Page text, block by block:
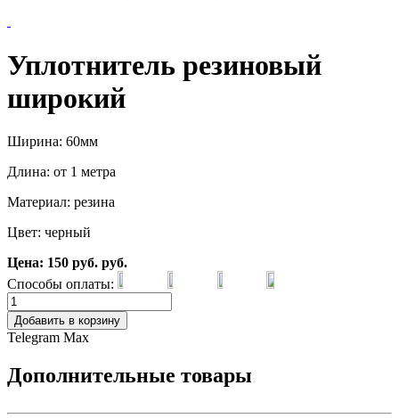
Уплотнитель резиновый
широкий
Ширина: 60мм
Длина: от 1 метра
Материал: резина
Цвет: черный
Цена: 150 руб. руб.
Способы оплаты:
Добавить в корзину
Telegram Max
Дополнительные товары